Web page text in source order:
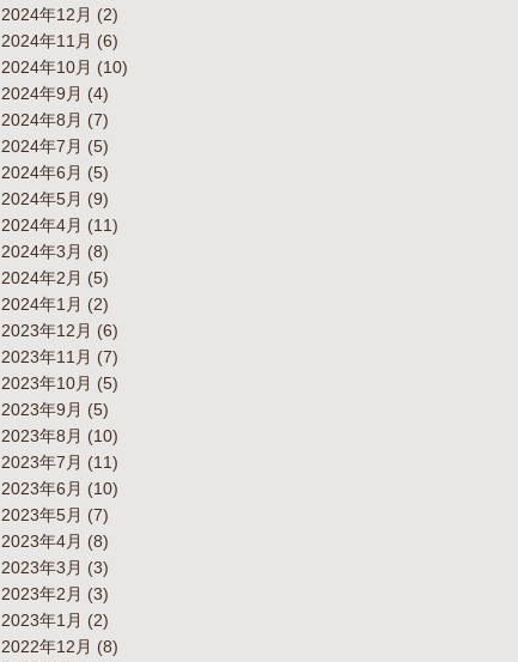
2024年12月 (2)
2024年11月 (6)
2024年10月 (10)
2024年9月 (4)
2024年8月 (7)
2024年7月 (5)
2024年6月 (5)
2024年5月 (9)
2024年4月 (11)
2024年3月 (8)
2024年2月 (5)
2024年1月 (2)
2023年12月 (6)
2023年11月 (7)
2023年10月 (5)
2023年9月 (5)
2023年8月 (10)
2023年7月 (11)
2023年6月 (10)
2023年5月 (7)
2023年4月 (8)
2023年3月 (3)
2023年2月 (3)
2023年1月 (2)
2022年12月 (8)